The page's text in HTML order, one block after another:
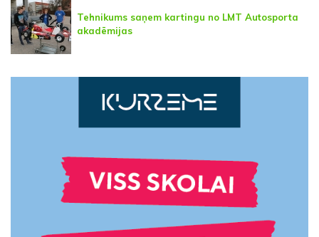
Tehnikums saņem kartingu no LMT Autosporta
akadēmijas